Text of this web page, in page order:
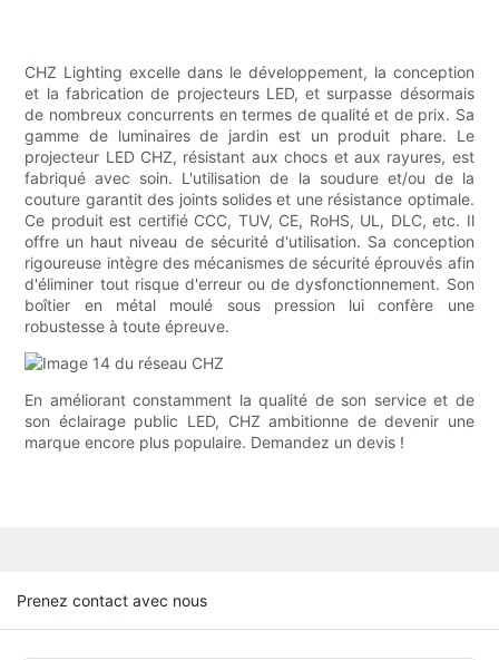
CHZ Lighting excelle dans le développement, la conception
et la fabrication de projecteurs LED, et surpasse désormais
de nombreux concurrents en termes de qualité et de prix. Sa
gamme de luminaires de jardin est un produit phare. Le
projecteur LED CHZ, résistant aux chocs et aux rayures, est
fabriqué avec soin. L'utilisation de la soudure et/ou de la
couture garantit des joints solides et une résistance optimale.
Ce produit est certifié CCC, TUV, CE, RoHS, UL, DLC, etc. Il
offre un haut niveau de sécurité d'utilisation. Sa conception
rigoureuse intègre des mécanismes de sécurité éprouvés afin
d'éliminer tout risque d'erreur ou de dysfonctionnement. Son
boîtier en métal moulé sous pression lui confère une
robustesse à toute épreuve.
En améliorant constamment la qualité de son service et de
son éclairage public LED, CHZ ambitionne de devenir une
marque encore plus populaire. Demandez un devis !
Prenez contact avec nous